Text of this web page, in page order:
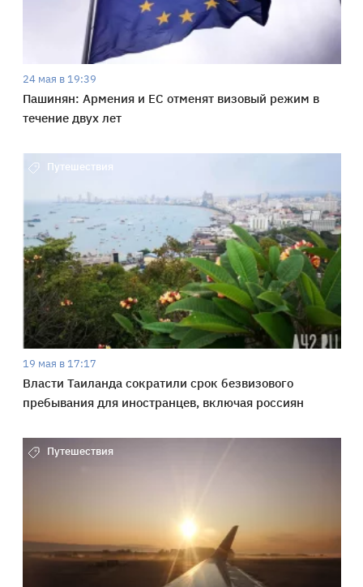
24 мая в 19:39
Пашинян: Армения и ЕС отменят визовый режим в
течение двух лет
Путешествия
19 мая в 17:17
Власти Таиланда сократили срок безвизового
пребывания для иностранцев, включая россиян
Путешествия